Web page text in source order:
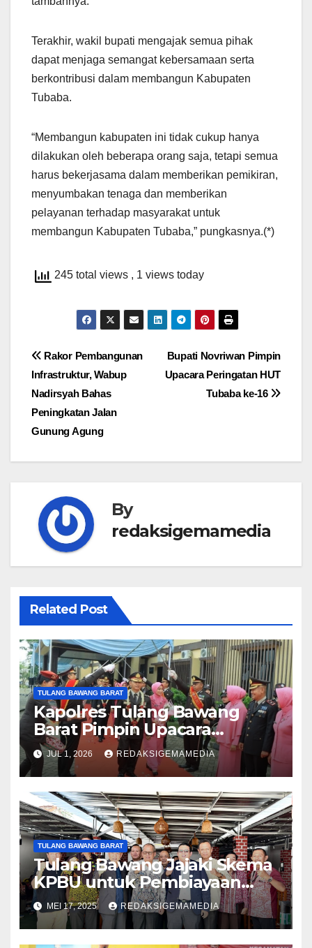
Terakhir, wakil bupati mengajak semua pihak
dapat menjaga semangat kebersamaan serta
berkontribusi dalam membangun Kabupaten
Tubaba.
“Membangun kabupaten ini tidak cukup hanya
dilakukan oleh beberapa orang saja, tetapi semua
harus bekerjasama dalam memberikan pemikiran,
menyumbakan tenaga dan memberikan
pelayanan terhadap masyarakat untuk
membangun Kabupaten Tubaba,” pungkasnya.(*)
245 total views , 1 views today
Navigasi
pos
Bupati Novriwan Pimpin
Upacara Peringatan HUT
Tubaba ke-16
Rakor Pembangunan
Infrastruktur, Wabup
Nadirsyah Bahas
Peningkatan Jalan
Gunung Agung
By
redaksigemamedia
Related Post
TULANG BAWANG BARAT
Kapolres Tulang Bawang
Barat Pimpin Upacara
Pelepasan Personel Polri
Purna Tugas
JUL 1, 2026 REDAKSIGEMAMEDIA
TULANG BAWANG BARAT
Tulang Bawang Jajaki Skema
KPBU untuk Pembiayaan
Infrastruktur
MEI 17, 2025 REDAKSIGEMAMEDIA